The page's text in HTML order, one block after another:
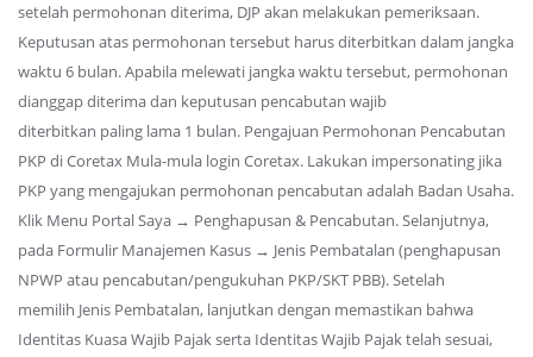
setelah permohonan diterima, DJP akan melakukan pemeriksaan.
Keputusan atas permohonan tersebut harus diterbitkan dalam jangka
waktu 6 bulan. Apabila melewati jangka waktu tersebut, permohonan
dianggap diterima dan keputusan pencabutan wajib
diterbitkan paling lama 1 bulan. Pengajuan Permohonan Pencabutan
PKP di Coretax Mula-mula login Coretax. Lakukan impersonating jika
PKP yang mengajukan permohonan pencabutan adalah Badan Usaha.
Klik Menu Portal Saya → Penghapusan & Pencabutan. Selanjutnya,
pada Formulir Manajemen Kasus → Jenis Pembatalan (penghapusan
NPWP atau pencabutan/pengukuhan PKP/SKT PBB). Setelah
memilih Jenis Pembatalan, lanjutkan dengan memastikan bahwa
Identitas Kuasa Wajib Pajak serta Identitas Wajib Pajak telah sesuai,